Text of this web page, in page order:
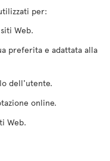
per:
Web.
preferita e adattata alla
dell'utente.
online.
Web.